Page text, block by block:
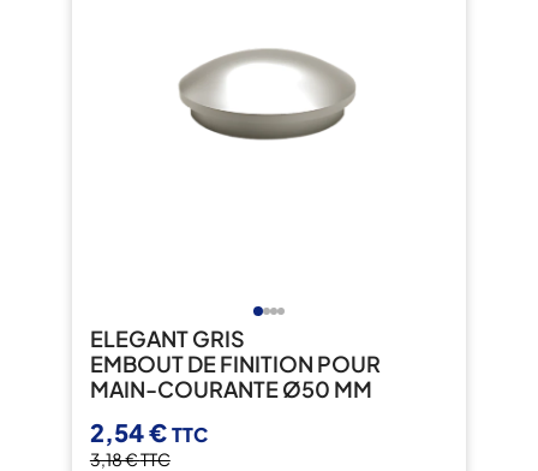
ELEGANT GRIS
EMBOUT DE FINITION POUR
MAIN-COURANTE Ø50 MM
2,54 €TTC
3,18 €TTC